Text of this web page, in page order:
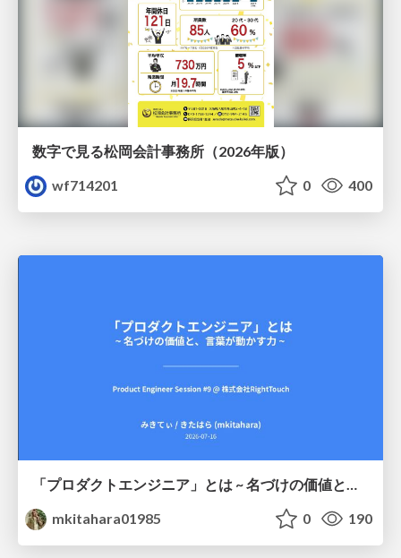
数字で見る松岡会計事務所（2026年版）
wf714201
0 400
「プロダクトエンジニア」とは ~ 名づけの価値と、言葉が動かす力 ~
mkitahara01985
0 190